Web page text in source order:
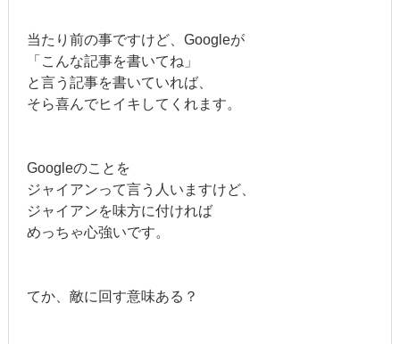
当たり前の事ですけど、Googleが
「こんな記事を書いてね」
と言う記事を書いていれば、
そら喜んでヒイキしてくれます。
Googleのことを
ジャイアンって言う人いますけど、
ジャイアンを味方に付ければ
めっちゃ心強いです。
てか、敵に回す意味ある？